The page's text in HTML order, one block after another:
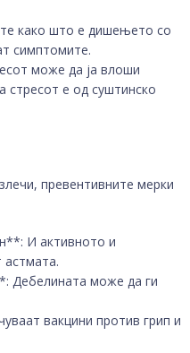
како што е дишењето со
симптомите.
може да ја влоши
стресот е од суштинско
превентивните мерки
И активното и
Дебелината може да ги
вакцини против грип и